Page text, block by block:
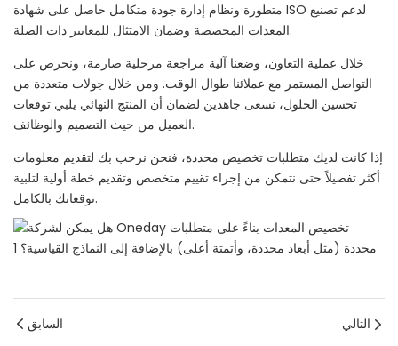
متطورة ونظام إدارة جودة متكامل حاصل على شهادة ISO لدعم تصنيع
المعدات المخصصة وضمان الامتثال للمعايير ذات الصلة.
خلال عملية التعاون، وضعنا آلية مراجعة مرحلية صارمة، ونحرص على
التواصل المستمر مع عملائنا طوال الوقت. ومن خلال جولات متعددة من
تحسين الحلول، نسعى جاهدين لضمان أن المنتج النهائي يلبي توقعات
العميل من حيث التصميم والوظائف.
إذا كانت لديك متطلبات تخصيص محددة، فنحن نرحب بك لتقديم معلومات
أكثر تفصيلاً حتى نتمكن من إجراء تقييم متخصص وتقديم خطة أولية لتلبية
توقعاتك بالكامل.
السابق التالي